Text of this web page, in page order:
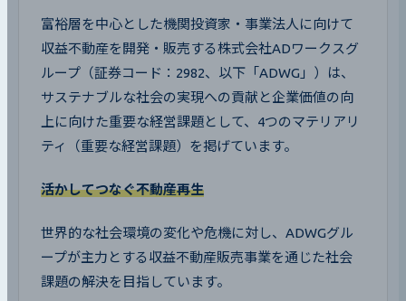
富裕層を中心とした機関投資家・事業法人に向けて
収益不動産を開発・販売する株式会社ADワークスグ
ループ（証券コード：2982、以下「ADWG」）は、
サステナブルな社会の実現への貢献と企業価値の向
上に向けた重要な経営課題として、4つのマテリアリ
ティ（重要な経営課題）を掲げています。
活かしてつなぐ不動産再生
世界的な社会環境の変化や危機に対し、ADWGグル
ープが主力とする収益不動産販売事業を通じた社会
課題の解決を目指しています。